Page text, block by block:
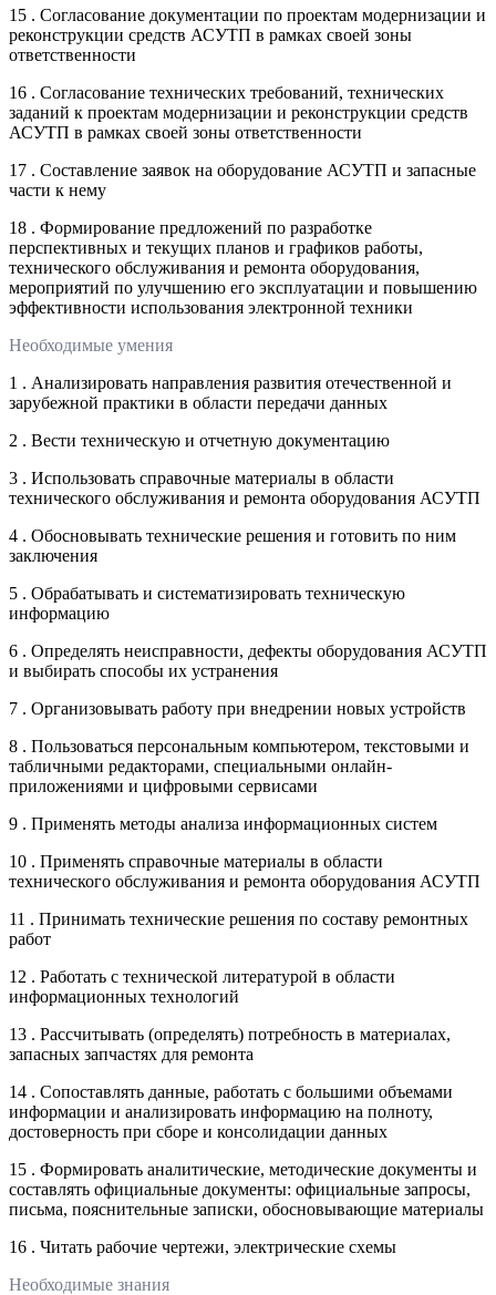
15 . Согласование документации по проектам модернизации и
реконструкции средств АСУТП в рамках своей зоны
ответственности
16 . Согласование технических требований, технических
заданий к проектам модернизации и реконструкции средств
АСУТП в рамках своей зоны ответственности
17 . Составление заявок на оборудование АСУТП и запасные
части к нему
18 . Формирование предложений по разработке
перспективных и текущих планов и графиков работы,
технического обслуживания и ремонта оборудования,
мероприятий по улучшению его эксплуатации и повышению
эффективности использования электронной техники
Необходимые умения
1 . Анализировать направления развития отечественной и
зарубежной практики в области передачи данных
2 . Вести техническую и отчетную документацию
3 . Использовать справочные материалы в области
технического обслуживания и ремонта оборудования АСУТП
4 . Обосновывать технические решения и готовить по ним
заключения
5 . Обрабатывать и систематизировать техническую
информацию
6 . Определять неисправности, дефекты оборудования АСУТП
и выбирать способы их устранения
7 . Организовывать работу при внедрении новых устройств
8 . Пользоваться персональным компьютером, текстовыми и
табличными редакторами, специальными онлайн-
приложениями и цифровыми сервисами
9 . Применять методы анализа информационных систем
10 . Применять справочные материалы в области
технического обслуживания и ремонта оборудования АСУТП
11 . Принимать технические решения по составу ремонтных
работ
12 . Работать с технической литературой в области
информационных технологий
13 . Рассчитывать (определять) потребность в материалах,
запасных запчастях для ремонта
14 . Сопоставлять данные, работать с большими объемами
информации и анализировать информацию на полноту,
достоверность при сборе и консолидации данных
15 . Формировать аналитические, методические документы и
составлять официальные документы: официальные запросы,
письма, пояснительные записки, обосновывающие материалы
16 . Читать рабочие чертежи, электрические схемы
Необходимые знания